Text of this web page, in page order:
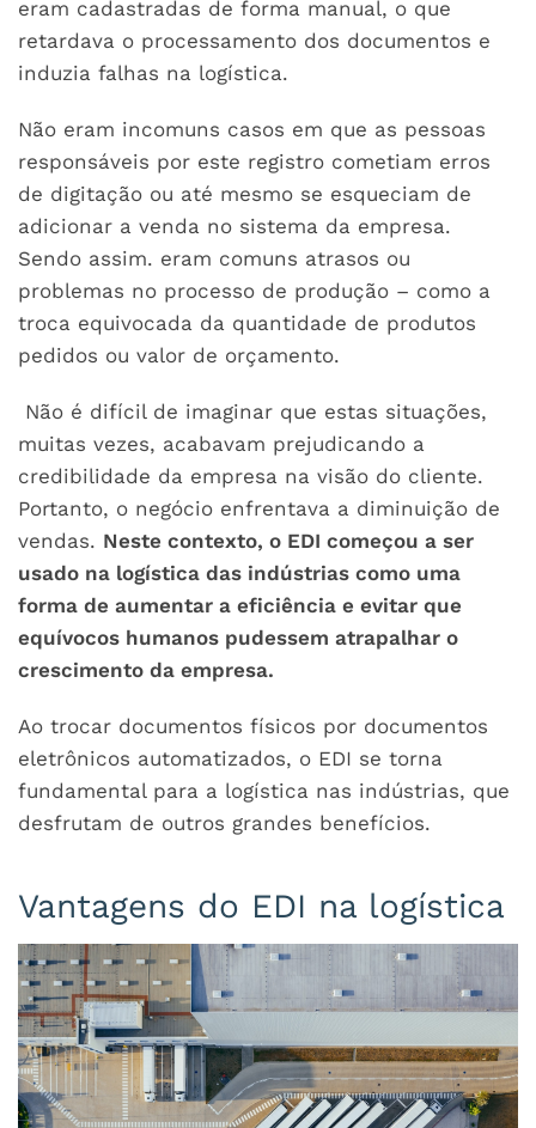
eram cadastradas de forma manual, o que
retardava o processamento dos documentos e
induzia falhas na logística.
Não eram incomuns casos em que as pessoas
responsáveis por este registro cometiam erros
de digitação ou até mesmo se esqueciam de
adicionar a venda no sistema da empresa.
Sendo assim. eram comuns atrasos ou
problemas no processo de produção – como a
troca equivocada da quantidade de produtos
pedidos ou valor de orçamento.
Não é difícil de imaginar que estas situações,
muitas vezes, acabavam prejudicando a
credibilidade da empresa na visão do cliente.
Portanto, o negócio enfrentava a diminuição de
vendas. Neste contexto, o EDI começou a ser
usado na logística das indústrias como uma
forma de aumentar a eficiência e evitar que
equívocos humanos pudessem atrapalhar o
crescimento da empresa.
Ao trocar documentos físicos por documentos
eletrônicos automatizados, o EDI se torna
fundamental para a logística nas indústrias, que
desfrutam de outros grandes benefícios.
Vantagens do EDI na logística